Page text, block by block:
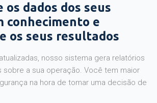
os dados dos seus
conhecimento e
os seus resultados
nosso sistema gera relatórios
sobre a sua operação. Você tem maior
na hora de tomar uma decisão de